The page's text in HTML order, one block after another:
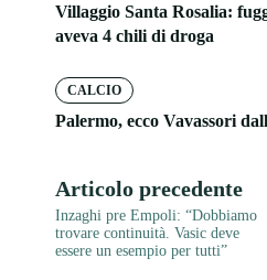
Villaggio Santa Rosalia:
aveva 4 chili di droga
CALCIO
Palermo, ecco Vavassori
Articolo precedente
Inzaghi pre Empoli: “Dobbiamo
trovare continuità. Vasic deve
essere un esempio per tutti”